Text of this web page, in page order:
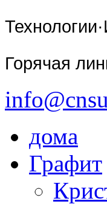
Горячая
дома
Графит